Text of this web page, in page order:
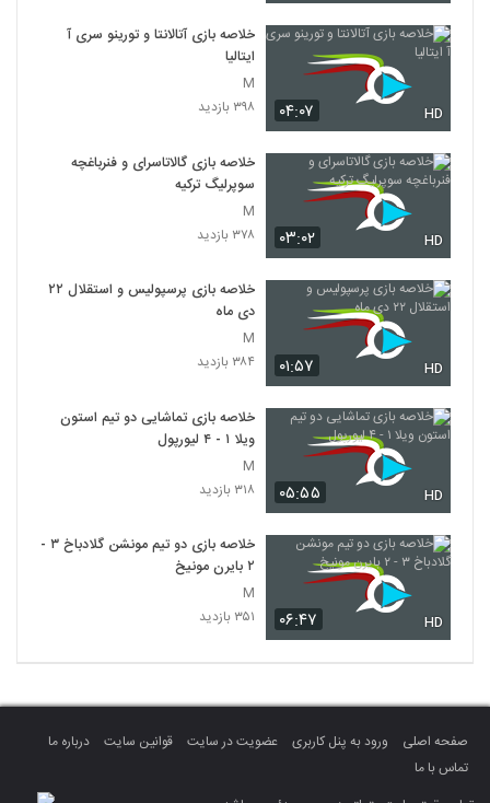
۰۴:۰۷ HD
خلاصه بازی آتالانتا و تورینو سری آ
ایتالیا
M
۳۹۸ بازدید
۰۳:۰۲ HD
خلاصه بازی گالاتاسرای و فنرباغچه
سوپرلیگ ترکیه
M
۳۷۸ بازدید
۰۱:۵۷ HD
خلاصه بازی پرسپولیس و استقلال ۲۲
دی ماه
M
۳۸۴ بازدید
۰۵:۵۵ HD
خلاصه بازی تماشایی دو تیم استون
ویلا ۱ - ۴ لیورپول
M
۳۱۸ بازدید
۰۶:۴۷ HD
خلاصه بازی دو تیم مونشن گلادباخ ۳ -
۲ بایرن مونیخ
M
۳۵۱ بازدید
صفحه اصلی ورود به پنل کاربری عضویت در سایت قوانین سایت
درباره ما
تماس با ما